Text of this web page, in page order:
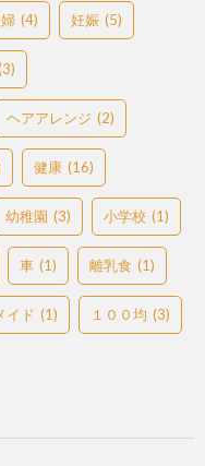
(4) 妊娠 (5)
ヘアアレンジ (2)
健康 (16)
幼稚園 (3) 小学校 (1)
車 (1) 離乳食 (1)
イド (1) １００均 (3)